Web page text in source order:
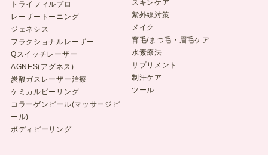
トライフィルプロ
レーザートーニング
ジェネシス
フラクショナルレーザー
Qスイッチレーザー
AGNES(アグネス)
炭酸ガスレーザー治療
ケミカルピーリング
コラーゲンピール(マッサージピ
ール)
ボディピーリング
スキンケア
紫外線対策
メイク
育毛/まつ毛・眉毛ケア
水素療法
サプリメント
制汗ケア
ツール